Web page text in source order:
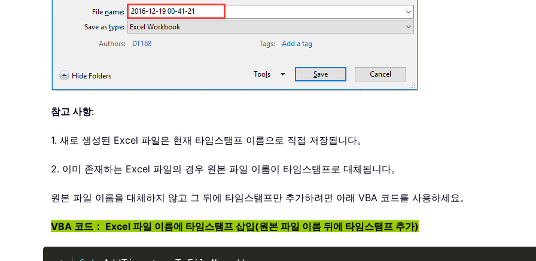
참고 사항:
1. 새로 생성된 Excel 파일은 현재 타임스탬프 이름으로 직접 저장됩니다。
2. 이미 존재하는 Excel 파일의 경우 원본 파일 이름이 타임스탬프로 대체됩니다。
원본 파일 이름을 대체하지 않고 그 뒤에 타임스탬프만 추가하려면 아래 VBA 코드를 사용하세요。
VBA 코드： Excel 파일 이름에 타임스탬프 삽입(원본 파일 이름 뒤에 타임스탬프 추가)